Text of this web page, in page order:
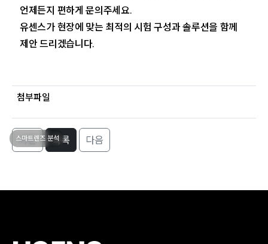
스마트렌즈 분석
언제든지 편하게 문의주세요.
유센스가 현장에 맞는 최적의 시험 구성과 솔루션을 함께
제안 드리겠습니다.
첨부파일
이전 목록 다음